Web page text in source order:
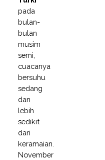
pada
bulan-
bulan
musim
semi,
cuacanya
bersuhu
sedang
dan
lebih
sedikit
dari
keramaian.
November